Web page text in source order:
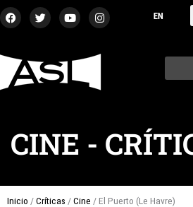
al
F
a
c
o
k
T
w
i
e
r
Y
o
u
b
I
n
s
a
CINE -
Inicio /Críticas /Cine / El Puerto (Le Havre)